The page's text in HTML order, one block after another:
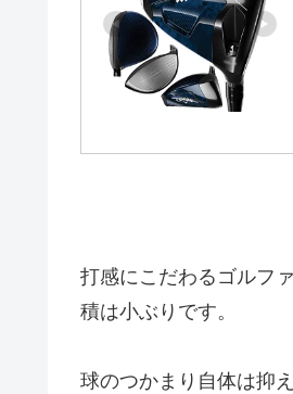
打感にこだわるゴルフ
積は小ぶりです。
球のつかまり自体は抑